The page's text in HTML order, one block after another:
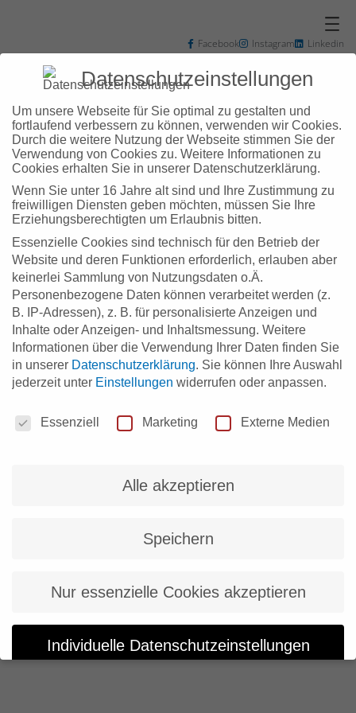
Facebook Instagram
Linkedin
+49 7031 3048102
info@zd-bb.de
Schlagwort:
Arbeitswelt4.0
Datenschutzeinstellungen
Um unsere Webseite für Sie optimal zu gestalten und
fortlaufend verbessern zu können, verwenden wir Cookies.
Durch die weitere Nutzung der Webseite stimmen Sie der
Verwendung von Cookies zu. Weitere Informationen zu
Cookies erhalten Sie in unserer Datenschutzerklärung.
Wenn Sie unter 16 Jahre alt sind und Ihre Zustimmung zu
freiwilligen Diensten geben möchten, müssen Sie Ihre
Erziehungsberechtigten um Erlaubnis bitten.
Essenzielle Cookies sind technisch für den Betrieb der
Website und deren Funktionen erforderlich, erlauben aber
keinerlei Sammlung von Nutzungsdaten o.Ä.
Personenbezogene Daten können verarbeitet werden (z.
B. IP-Adressen), z. B. für personalisierte Anzeigen und
Inhalte oder Anzeigen- und Inhaltsmessung. Weitere
Informationen über die Verwendung Ihrer Daten finden Sie
in unserer Datenschutzerklärung. Sie können Ihre Auswahl
jederzeit unter Einstellungen widerrufen oder anpassen.
Essenziell
Marketing Externe Medien
Alle akzeptieren
Speichern
Nur essenzielle Cookies akzeptieren
Individuelle Datenschutzeinstellungen